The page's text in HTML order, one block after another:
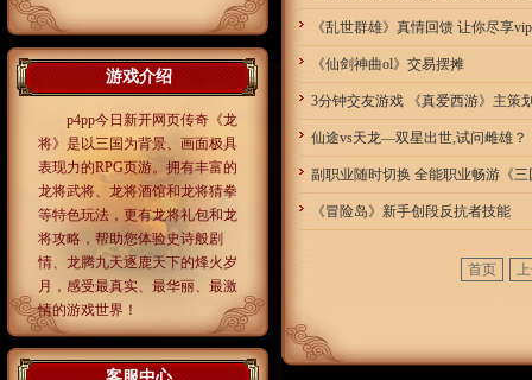
游戏介绍
p4pp今日新开网页传奇《龙
将》是以三国为背景、画面极具
表现力的RPG页游。拥有丰富的
龙将武将、龙将酒馆和龙将猜拳
等特色玩法，更有龙将礼包和龙
将攻略，帮助您体验史诗般剧
情、龙腾九天逐鹿天下的烽火岁
月，感受最真实、最华丽、最激
情的游戏世界！
《乱世群雄》真情回馈 让你尽享
《仙剑神曲ol》交易摆摊
3分钟交友游戏 《真爱西游》主策
仙途vs天龙―双星出世,试问雌雄？
副职业随时切换 全能职业畅游《
《冒险岛》新手创段反抗者技能
首页